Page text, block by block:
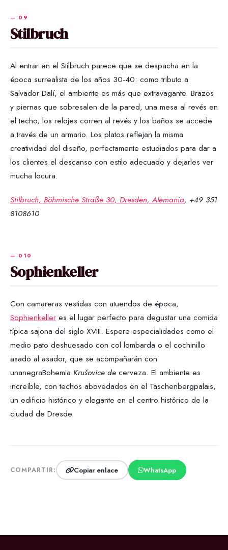
Stilbruch
Al entrar en el Stilbruch parece que se despacha en la
época surrealista de los años 30-40: como tributo a
Salvador Dalí, el ambiente es más que extravagante. Brazos
y piernas que sobresalen de la pared, una mesa al revés en
el techo, los relojes corren al revés y los baños se accede
a través de un armario. Los platos reflejan la misma
creatividad del diseño, perfectamente estudiados para dar a
los clientes el descanso con estilo adecuado y dejarles ver
mucha locura.
Stilbruch, Böhmische Straße 30, Dresden, Alemania, +49 351
8108610
Sophienkeller
Con camareras vestidas con atuendos de época,
Sophienkeller es el lugar perfecto para degustar una comida
típica sajona del siglo XVIII. Espere especialidades como el
medio pato deshuesado con col lombarda o el cochinillo
asado al asador, que se acompañarán con
unanegraBohemia Krušovice de cerveza. El ambiente es
increíble, con techos abovedados en el Taschenbergpalais,
un edificio histórico y elegante en el centro histórico de la
ciudad de Dresde.
COMPARTIR: Copiar enlace WhatsApp